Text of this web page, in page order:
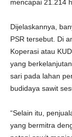
mencapai 21.214
Dijelaskannya,
PSR tersebut. Di
Koperasi atau
yang
sari pada lahan
budidaya sawit
“Selain itu,
yang bermitra